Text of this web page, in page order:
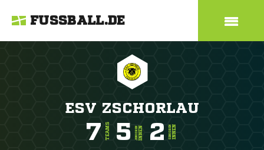
FUSSBALL.DE
ESV ZSCHORLAU
7 TEAMS 5 JUNIORENINNEN 2 SENIORENINNEN